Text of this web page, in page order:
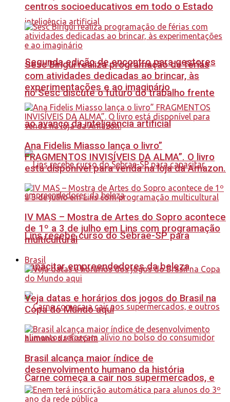
Segunda edição de encontro para gestores
no Sesc discute o futuro do trabalho frente
ao avanço da inteligência artificial
Lins recebe curso do Sebrae-SP para
capacitar empreendedores da beleza
Carne começa a cair nos supermercados, e
centros socioeducativos em todo o Estado
Sesc Birigui realiza programação de férias
com atividades dedicadas ao brincar, às
experimentações e ao imaginário
Ana Fidelis Miasso lança o livro”
FRAGMENTOS INVISÍVEIS DA ALMA”. O livro
está disponível para venda na loja da Amazon.
IV MAS – Mostra de Artes do Sopro acontece
de 1º a 3 de julho em Lins com programação
multicultural
Brasil
Veja datas e horários dos jogos do Brasil na
Copa do Mundo aqui
Brasil alcança maior índice de
desenvolvimento humano da história